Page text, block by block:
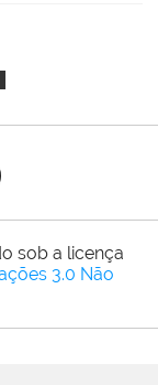
sob a licença
3.0 Não